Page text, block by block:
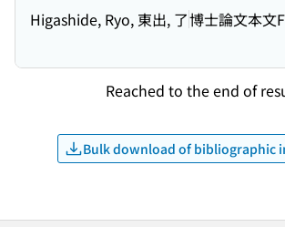
Higashide, Ryo, 東出, 了博士論文本文
Reached to the end of
Bulk download of bibliographic